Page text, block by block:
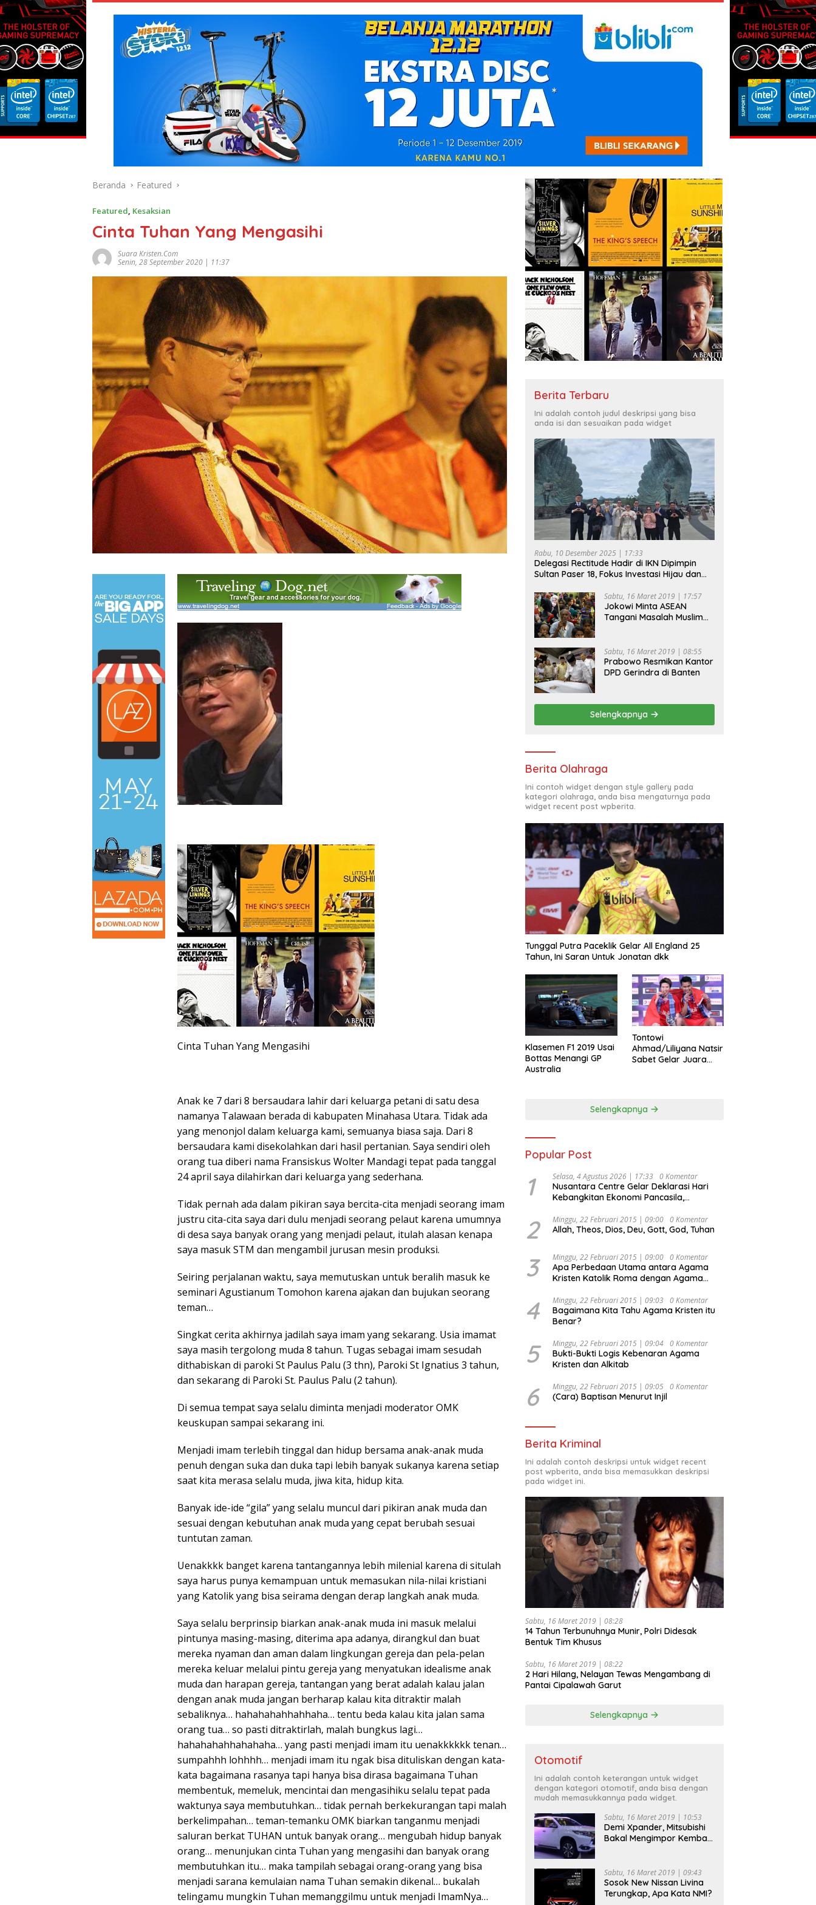
Beranda Featured
Featured, Kesaksian
Cinta Tuhan Yang Mengasihi
Suara Kristen.com
Senin, 28 September 2020 | 11:37
Cinta Tuhan Yang Mengasihi
Anak ke 7 dari 8 bersaudara lahir dari keluarga petani di satu desa
namanya Talawaan berada di kabupaten Minahasa Utara. Tidak ada
yang menonjol dalam keluarga kami, semuanya biasa saja. Dari 8
bersaudara kami disekolahkan dari hasil pertanian. Saya sendiri oleh
orang tua diberi nama Fransiskus Wolter Mandagi tepat pada tanggal
24 april saya dilahirkan dari keluarga yang sederhana.
Tidak pernah ada dalam pikiran saya bercita-cita menjadi seorang imam
justru cita-cita saya dari dulu menjadi seorang pelaut karena umumnya
di desa saya banyak orang yang menjadi pelaut, itulah alasan kenapa
saya masuk STM dan mengambil jurusan mesin produksi.
Seiring perjalanan waktu, saya memutuskan untuk beralih masuk ke
seminari Agustianum Tomohon karena ajakan dan bujukan seorang
teman…
Singkat cerita akhirnya jadilah saya imam yang sekarang. Usia imamat
saya masih tergolong muda 8 tahun. Tugas sebagai imam sesudah
dithabiskan di paroki St Paulus Palu (3 thn), Paroki St Ignatius 3 tahun,
dan sekarang di Paroki St. Paulus Palu (2 tahun).
Di semua tempat saya selalu diminta menjadi moderator OMK
keuskupan sampai sekarang ini.
Menjadi imam terlebih tinggal dan hidup bersama anak-anak muda
penuh dengan suka dan duka tapi lebih banyak sukanya karena setiap
saat kita merasa selalu muda, jiwa kita, hidup kita.
Banyak ide-ide “gila” yang selalu muncul dari pikiran anak muda dan
sesuai dengan kebutuhan anak muda yang cepat berubah sesuai
tuntutan zaman.
Uenakkkk banget karena tantangannya lebih milenial karena di situlah
saya harus punya kemampuan untuk memasukan nila-nilai kristiani
yang Katolik yang bisa seirama dengan derap langkah anak muda.
Saya selalu berprinsip biarkan anak-anak muda ini masuk melalui
pintunya masing-masing, diterima apa adanya, dirangkul dan buat
mereka nyaman dan aman dalam lingkungan gereja dan pela-pelan
mereka keluar melalui pintu gereja yang menyatukan idealisme anak
muda dan harapan gereja, tantangan yang berat adalah kalau jalan
dengan anak muda jangan berharap kalau kita ditraktir malah
sebaliknya… hahahahahhahhaha… tentu beda kalau kita jalan sama
orang tua… so pasti ditraktirlah, malah bungkus lagi…
hahahahahhahahaha… yang pasti menjadi imam itu uenakkkkkk tenan…
sumpahhh lohhhh… menjadi imam itu ngak bisa dituliskan dengan kata-
kata bagaimana rasanya tapi hanya bisa dirasa bagaimana Tuhan
membentuk, memeluk, mencintai dan mengasihiku selalu tepat pada
waktunya saya membutuhkan… tidak pernah berkekurangan tapi malah
berkelimpahan… teman-temanku OMK biarkan tanganmu menjadi
saluran berkat TUHAN untuk banyak orang… mengubah hidup banyak
orang… menunjukan cinta Tuhan yang mengasihi dan banyak orang
membutuhkan itu… maka tampilah sebagai orang-orang yang bisa
menjadi sarana kemulaian nama Tuhan semakin dikenal… bukalah
telingamu mungkin Tuhan memanggilmu untuk menjadi ImamNya…
Berita Terbaru
Ini adalah contoh judul deskripsi yang bisa
anda isi dan sesuaikan pada widget
Rabu, 10 Desember 2025 | 17:33
Delegasi Rectitude Hadir di IKN Dipimpin
Sultan Paser 18, Fokus Investasi Hijau dan
Sabtu, 16 Maret 2019 | 17:57
Jokowi Minta ASEAN
Tangani Masalah Muslim
Sabtu, 16 Maret 2019 | 08:55
Prabowo Resmikan Kantor
DPD Gerindra di Banten
Selengkapnya
Berita Olahraga
Ini contoh widget dengan style gallery pada
kategori olahraga, anda bisa mengaturnya pada
widget recent post wpberita.
Tunggal Putra Paceklik Gelar All England 25
Tahun, Ini Saran Untuk Jonatan dkk
Klasemen F1 2019 Usai
Bottas Menangi GP
Australia
Tontowi
Ahmad/Liliyana Natsir
Sabet Gelar Juara
Selengkapnya
Popular Post
1 Selasa, 4 Agustus 2026 | 17:33 0 Komentar
Nusantara Centre Gelar Deklarasi Hari
Kebangkitan Ekonomi Pancasila,
Djojohadikusumo Anti Penjajahan
(Pergolakan Ekonomi Politik Indonesia) &
Undang Perekonomian Nasional dan
Kesejahteraan Sosial dalam Menata
Bangsa Menuju Indonesia Emas 2045”,
2 Minggu, 22 Februari 2015 | 09:00 0 Komentar
Allah, Theos, Dios, Deu, Gott, God, Tuhan
3 Minggu, 22 Februari 2015 | 09:00 0 Komentar
Apa Perbedaan Utama antara Agama
Kristen Katolik Roma dengan Agama
4 Minggu, 22 Februari 2015 | 09:03 0 Komentar
Bagaimana Kita Tahu Agama Kristen itu
Benar?
5 Minggu, 22 Februari 2015 | 09:04 0 Komentar
Bukti-Bukti Logis Kebenaran Agama
Kristen dan Alkitab
6 Minggu, 22 Februari 2015 | 09:05 0 Komentar
(Cara) Baptisan Menurut Injil
Berita Kriminal
Ini adalah contoh deskripsi untuk widget recent
post wpberita, anda bisa memasukkan deskripsi
pada widget ini.
Sabtu, 16 Maret 2019 | 08:28
14 Tahun Terbunuhnya Munir, Polri Didesak
Bentuk Tim Khusus
Sabtu, 16 Maret 2019 | 08:22
2 Hari Hilang, Nelayan Tewas Mengambang di
Pantai Cipalawah Garut
Selengkapnya
Otomotif
Ini adalah contoh keterangan untuk widget
dengan kategori otomotif, anda bisa dengan
mudah memasukkannya pada widget.
Sabtu, 16 Maret 2019 | 10:53
Demi Xpander, Mitsubishi
Bakal Mengimpor Kembali
Sabtu, 16 Maret 2019 | 09:43
Sosok New Nissan Livina
Terungkap, Apa Kata NMI?